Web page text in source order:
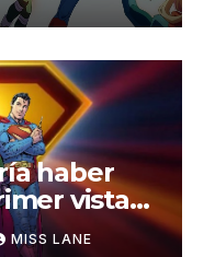
haber
vistazo
MISS LANE